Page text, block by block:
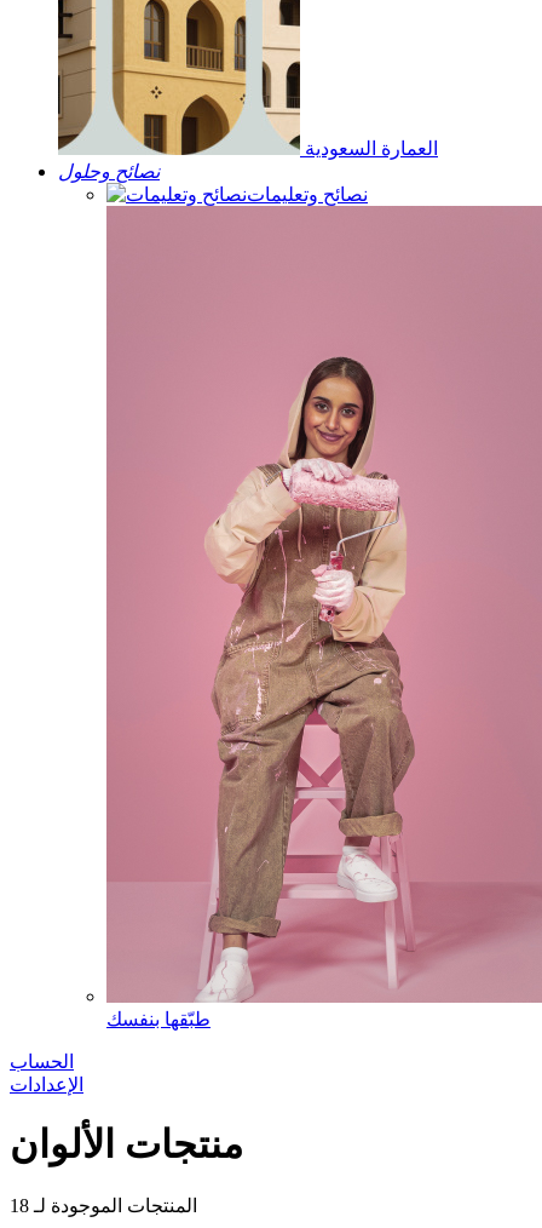
العمارة السعودية
نصائح وحلول
نصائح وتعليمات
طبّقها بنفسك
الحساب
الإعدادات
منتجات الألوان
18 المنتجات الموجودة لـ